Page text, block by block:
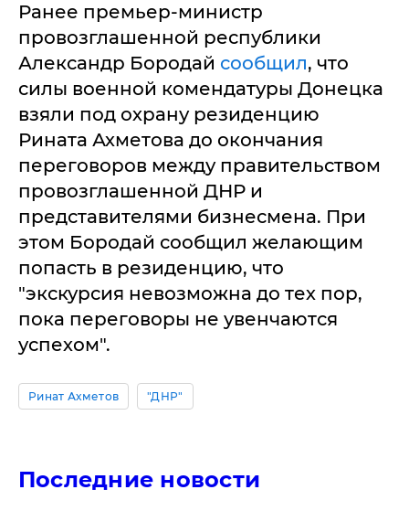
Ранее премьер-министр
провозглашенной республики
Александр Бородай сообщил, что
силы военной комендатуры Донецка
взяли под охрану резиденцию
Рината Ахметова до окончания
переговоров между правительством
провозглашенной ДНР и
представителями бизнесмена. При
этом Бородай сообщил желающим
попасть в резиденцию, что
"экскурсия невозможна до тех пор,
пока переговоры не увенчаются
успехом".
Ринат Ахметов "ДНР"
Последние новости